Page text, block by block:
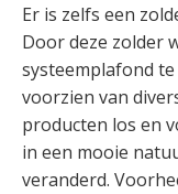
Er is zelfs een
Door deze zolder
systeemplafond
voorzien van
producten los en
in een mooie
veranderd.